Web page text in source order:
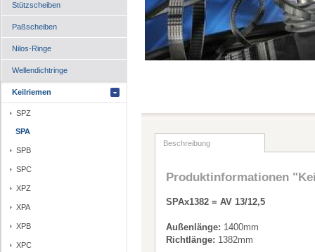
Stützscheiben
Paßscheiben
Nilos-Ringe
Wellendichtringe
Keilriemen
SPZ
SPA
SPB
SPC
XPZ
XPA
XPB
XPC
Beschreibung
Produktinformationen
SPAx1382 = AV 13/12,5
Außenlänge: 1400mm
Richtlänge: 1382mm